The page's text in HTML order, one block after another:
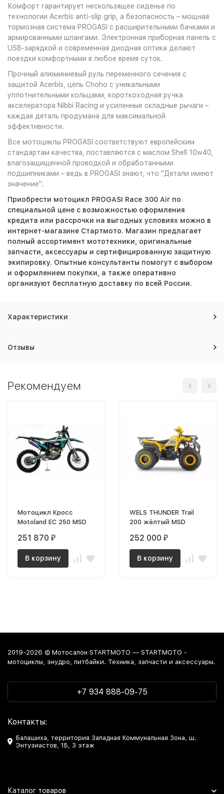
Комфорт гарантирует нескользящее сиденье по
технологии Acerbis anti-slip grip, а безопасность – мощная
тормозная система PROGASI с расширительными бачками и
армированными шлангами. Электронная приборная панель с
USB-зарядкой и современная диодная оптика делают
поездки комфортными в любое время суток.
Прочный алюминиевый руль переменного сечения с
защитой Acerbis, цепь Choho с уникальными
уплотнительными кольцами, короткоходная ручка
акселератора Nibbi Racing и усиленные складные рычаги –
каждая деталь продумана для максимальной
эффективности.
Все мотоциклы PROGASI соответствуют европейским
стандартам качества, поставляются с маслом Shell 10w40,
влагозащищенной проводкой и обработанными
подшипниками – ведь в PROGASI знают, что "Детали имеют
значение".
Приобрести мотоцикл PROGASI Race 300 Air по
специальной цене с возможностью оформления
кредита или рассрочки на выгодных условиях можно в
интернет-магазине Стартмото. Магазин предлагает
полный ассортимент мототехники, оригинальные
запчасти, аксессуары и сертифицированную защитную
экипировку. Опытные консультанты помогут с выбором
и оформлением покупки, а также оперативно
организуют бесплатную доставку по всей России.
Характеристики
Отзывы
Рекомендуем
Мотоцикл Кросс
Motoland EC 250 MSD
251 870 ₽
В корзину
WELS THUNDER Trail
200 жёлтый MSD
252 000 ₽
В корзину
2019-2026 © Мотосалон STARTMOTO — STARTMOTO -
мотоциклы, энудро, питбайки. Техника, запчасти и аксессуары.
+7 934 888-09-75
Контакты:
Балашиха, территория Западная Коммунальная Зона, ш.
Энтузиастов, 1Б, 3 этаж
Каталог товаров